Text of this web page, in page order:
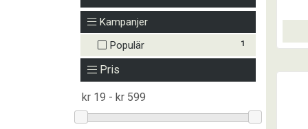
Kampanjer
1
Populär
Pris